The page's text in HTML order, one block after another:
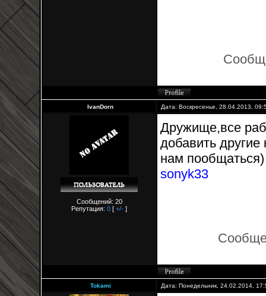
IvanDorn Дата: Воскресенье, 28.04.2013,
Сообщений: 20
Репутация: 0 [ +/- ]
Дружище,все
добавить
нам пообщаться)
sonyk33
Tokami Дата: Понедельник, 24.02.2014,